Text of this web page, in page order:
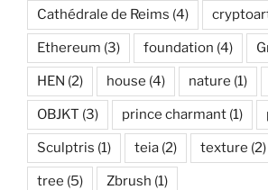
Cathédrale de Reims (4)
Ethereum (3) foundation (4)
HEN (2) house (4) nature (1)
OBJKT (3) prince charmant (1)
Sculptris (1) teia (2) texture (2)
tree (5) Zbrush (1)